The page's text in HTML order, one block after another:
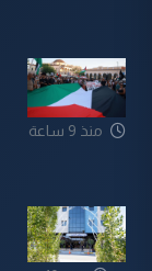
منذ 9 ساعة